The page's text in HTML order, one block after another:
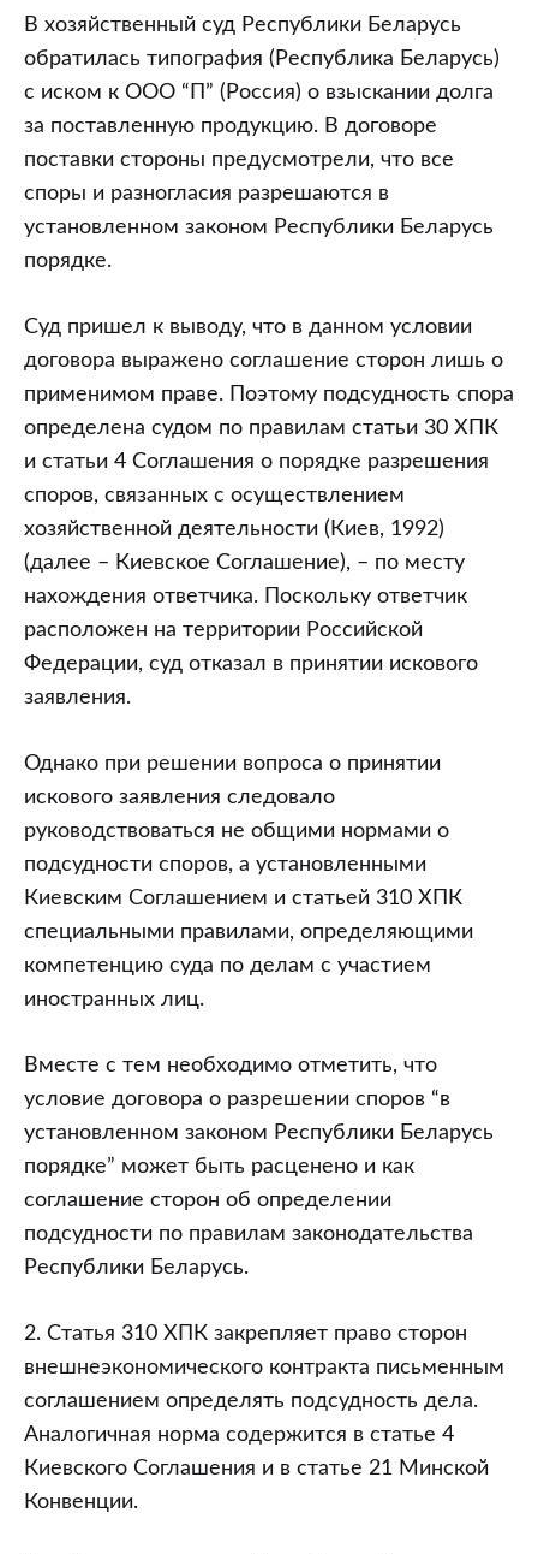
В хозяйственный суд Республики Беларусь
обратилась типография (Республика Беларусь)
с иском к ООО “П” (Россия) о взыскании долга
за поставленную продукцию. В договоре
поставки стороны предусмотрели, что все
споры и разногласия разрешаются в
установленном законом Республики Беларусь
порядке.
Суд пришел к выводу, что в данном условии
договора выражено соглашение сторон лишь о
применимом праве. Поэтому подсудность спора
определена судом по правилам статьи 30 ХПК
и статьи 4 Соглашения о порядке разрешения
споров, связанных с осуществлением
хозяйственной деятельности (Киев, 1992)
(далее – Киевское Соглашение), – по месту
нахождения ответчика. Поскольку ответчик
расположен на территории Российской
Федерации, суд отказал в принятии искового
заявления.
Однако при решении вопроса о принятии
искового заявления следовало
руководствоваться не общими нормами о
подсудности споров, а установленными
Киевским Соглашением и статьей 310 ХПК
специальными правилами, определяющими
компетенцию суда по делам с участием
иностранных лиц.
Вместе с тем необходимо отметить, что
условие договора о разрешении споров “в
установленном законом Республики Беларусь
порядке” может быть расценено и как
соглашение сторон об определении
подсудности по правилам законодательства
Республики Беларусь.
2. Статья 310 ХПК закрепляет право сторон
внешнеэкономического контракта письменным
соглашением определять подсудность дела.
Аналогичная норма содержится в статье 4
Киевского Соглашения и в статье 21 Минской
Конвенции.